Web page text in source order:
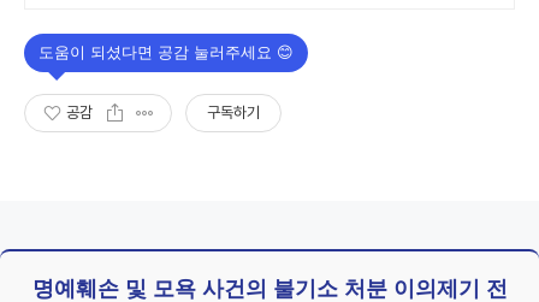
공감 구독하기
명예훼손 및 모욕 사건의 불기소 처분 이의제기 전